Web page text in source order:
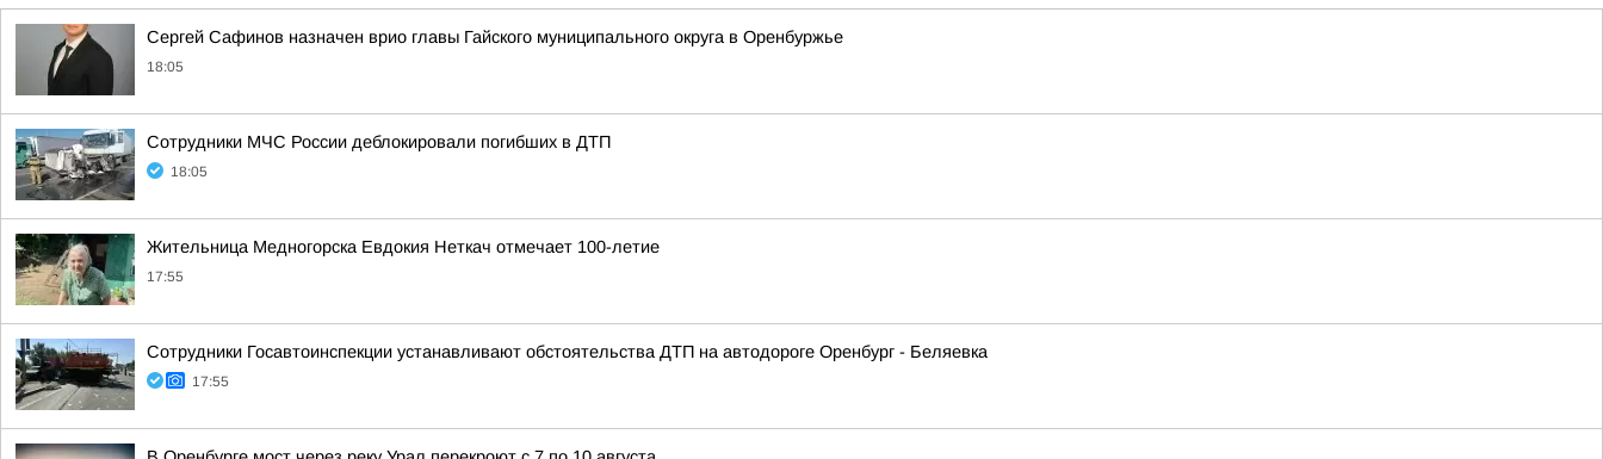
Сергей Сафинов назначен врио главы Гайского муниципального округа в Оренбуржье
18:05
Сотрудники МЧС России деблокировали погибших в ДТП
18:05
Жительница Медногорска Евдокия Неткач отмечает 100-летие
17:55
Сотрудники Госавтоинспекции устанавливают обстоятельства ДТП на автодороге Оренбург - Беляевка
17:55